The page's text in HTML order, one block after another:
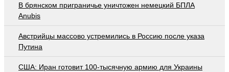
В брянском приграничье уничтожен немецкий БПЛА
Anubis
Австрийцы массово устремились в Россию после указа
Путина
США: Иран готовит 100-тысячную армию для Украины